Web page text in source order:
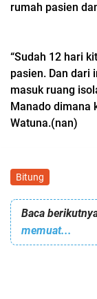
rumah pasien
“Sudah 12 hari
pasien. Dan dari
masuk ruang
Manado dimana
Watuna.(nan)
Bitung
Baca
memuat...